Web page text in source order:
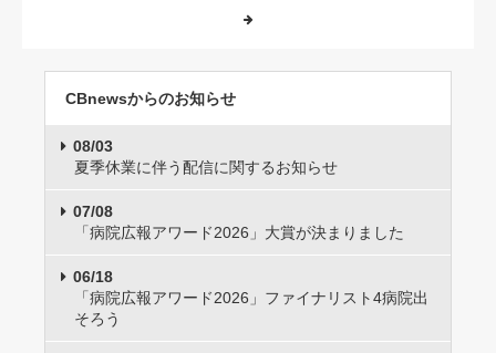
CBnewsからのお知らせ
08/03
夏季休業に伴う配信に関するお知らせ
07/08
「病院広報アワード2026」大賞が決まりました
06/18
「病院広報アワード2026」ファイナリスト4病院出
そろう